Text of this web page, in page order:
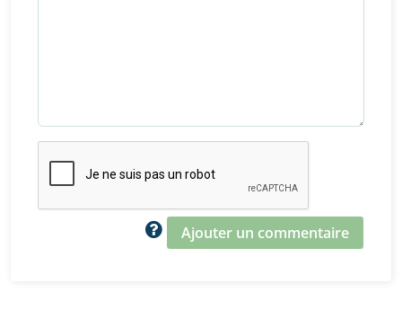
Ajouter un commentaire